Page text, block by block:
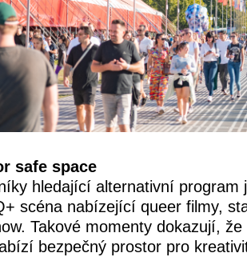
safe space
hledající alternativní program
scéna nabízející queer filmy,
Takové momenty dokazují,
bezpečný prostor pro